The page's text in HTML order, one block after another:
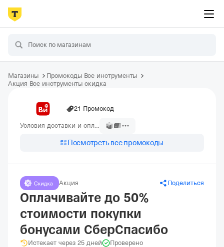
Магазины
Промокоды Все инструменты
Акция Все инструменты скидка
21 Промокод
Условия доставки и оплаты
Посмотреть все промокоды
Акция Поделиться
Оплачивайте до 50%
стоимости покупки
бонусами СберСпасибо
Истекает через 25 дней Проверено